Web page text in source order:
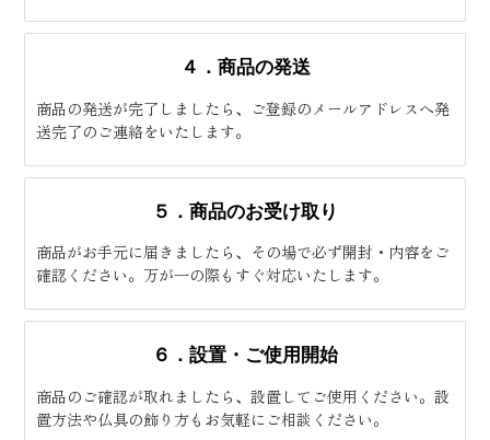
４．商品の発送
商品の発送が完了しましたら、ご登録のメールアドレスへ発
送完了のご連絡をいたします。
５．商品のお受け取り
商品がお手元に届きましたら、その場で必ず開封・内容をご
確認ください。万が一の際もすぐ対応いたします。
６．設置・ご使用開始
商品のご確認が取れましたら、設置してご使用ください。設
置方法や仏具の飾り方もお気軽にご相談ください。